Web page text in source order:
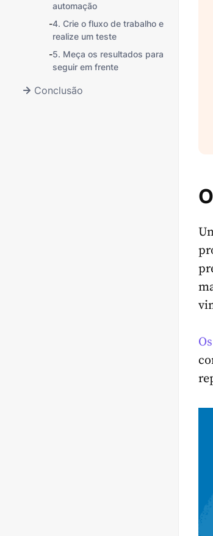
automação
-4. Crie o fluxo de trabalho e
realize um teste
-5. Meça os resultados para
seguir em frente
Conclusão